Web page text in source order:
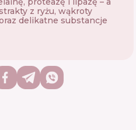
z ryżu, wąkroty
delikatne substancje